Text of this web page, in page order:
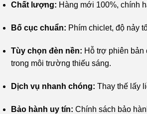
Chất lượng: Hàng mới 100%, chính
Bố cục chuẩn: Phím chiclet, độ nảy
Tùy chọn đèn nền: Hỗ trợ phiên bản
trong môi trường thiếu sáng.
Dịch vụ nhanh chóng: Thay thế lấy
Bảo hành uy tín: Chính sách bảo